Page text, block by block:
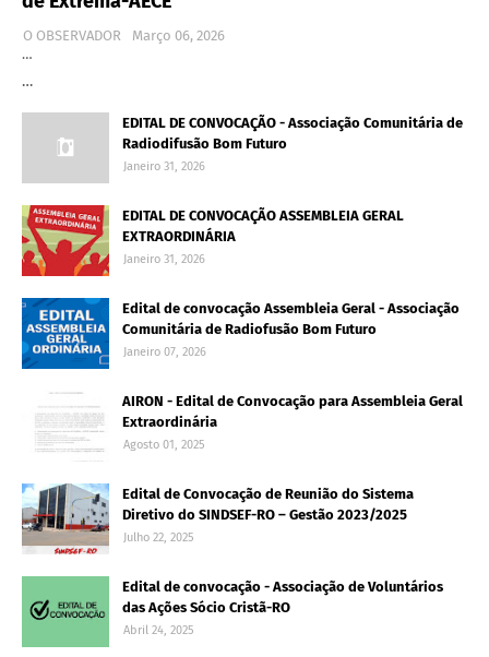
O OBSERVADOR
Março 06, 2026
…
…
EDITAL DE CONVOCAÇÃO - Associação Comunitária de
Radiodifusão Bom Futuro
Janeiro 31, 2026
EDITAL DE CONVOCAÇÃO ASSEMBLEIA GERAL
EXTRAORDINÁRIA
Janeiro 31, 2026
Edital de convocação Assembleia Geral - Associação
Comunitária de Radiofusão Bom Futuro
Janeiro 07, 2026
AIRON - Edital de Convocação para Assembleia Geral
Extraordinária
Agosto 01, 2025
Edital de Convocação de Reunião do Sistema
Diretivo do SINDSEF-RO – Gestão 2023/2025
Julho 22, 2025
Edital de convocação - Associação de Voluntários
das Ações Sócio Cristã-RO
Abril 24, 2025